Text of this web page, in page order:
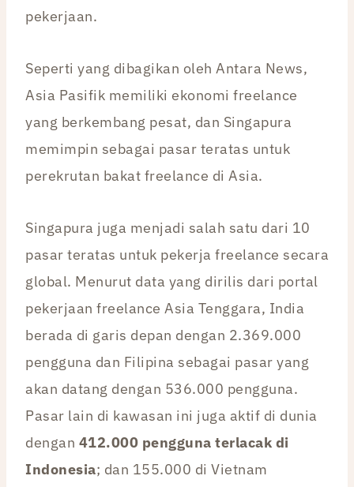
pekerjaan.
Seperti yang dibagikan oleh Antara News,
Asia Pasifik memiliki ekonomi freelance
yang berkembang pesat, dan Singapura
memimpin sebagai pasar teratas untuk
perekrutan bakat freelance di Asia.
Singapura juga menjadi salah satu dari 10
pasar teratas untuk pekerja freelance secara
global. Menurut data yang dirilis dari portal
pekerjaan freelance Asia Tenggara, India
berada di garis depan dengan 2.369.000
pengguna dan Filipina sebagai pasar yang
akan datang dengan 536.000 pengguna.
Pasar lain di kawasan ini juga aktif di dunia
dengan 412.000 pengguna terlacak di
Indonesia; dan 155.000 di Vietnam